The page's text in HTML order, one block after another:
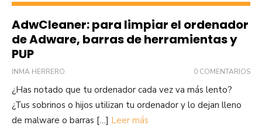
AdwCleaner: para limpiar el ordenador
de Adware, barras de herramientas y
PUP
INMA HERRERO 0 COMENTARIOS
¿Has notado que tu ordenador cada vez va más lento?
¿Tus sobrinos o hijos utilizan tu ordenador y lo dejan lleno
de malware o barras […] Leer más